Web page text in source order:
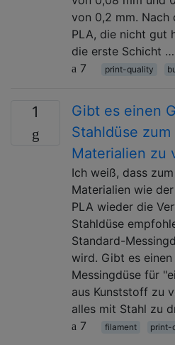
von 0,2 mm. Nach
PLA, die nicht gut
die erste Schicht …
7
print-quality
1
Gibt es einen
Stahldüse
Materialien zu
Ich weiß, dass
Materialien wie
PLA wieder die
Stahldüse
Standard-
wird. Gibt es
Messingdüse für
aus Kunststoff zu
alles mit Stahl zu
7
filament print-